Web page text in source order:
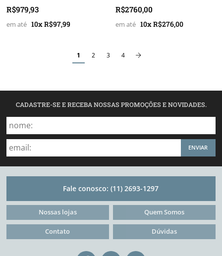
R$979,93
10x R$97,99
R$2760,00
10x R$276,00
1 2 3 4
CADASTRE-SE E RECEBA NOSSAS PROMOÇÕES E NOVIDADES.
ENVIAR
Fale conosco:(11) 2693-1297
Nossas lojas Quem Somos
Contato Dúvidas